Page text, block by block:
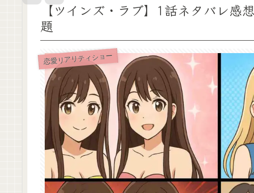
【ツインズ・ラブ】1話ネタバレ感
題
恋愛リアリティショー